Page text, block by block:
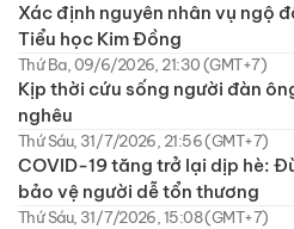
Xác định nguyên nhân vụ ngộ
Tiểu học Kim Đồng
Thứ Ba, 09/6/2026, 21:30 (GMT+7)
Kịp thời cứu sống người đàn
nghêu
Thứ Sáu, 31/7/2026, 21:56 (GMT+7)
COVID-19 tăng trở lại dịp hè:
bảo vệ người dễ tổn thương
Thứ Sáu, 31/7/2026, 15:08 (GMT+7)